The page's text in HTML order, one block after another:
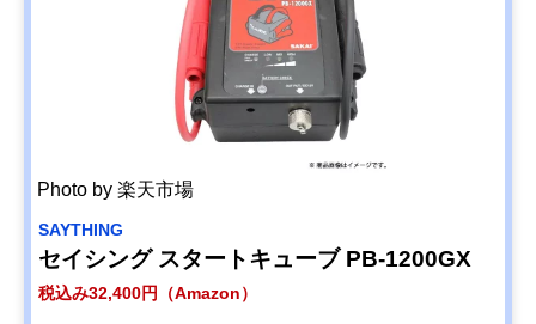
Photo by 楽天市場
SAYTHING
セイシング スタートキューブ PB-1200GX
税込み32,400円（Amazon）